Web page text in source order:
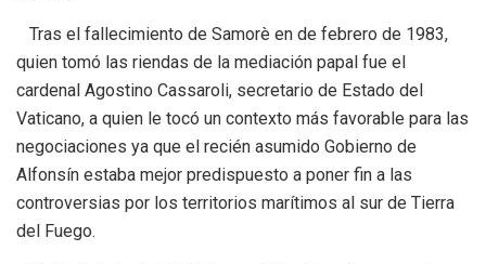
Tras el fallecimiento de Samorè en de febrero de 1983,
quien tomó las riendas de la mediación papal fue el
cardenal Agostino Cassaroli, secretario de Estado del
Vaticano, a quien le tocó un contexto más favorable para las
negociaciones ya que el recién asumido Gobierno de
Alfonsín estaba mejor predispuesto a poner fin a las
controversias por los territorios marítimos al sur de Tierra
del Fuego.